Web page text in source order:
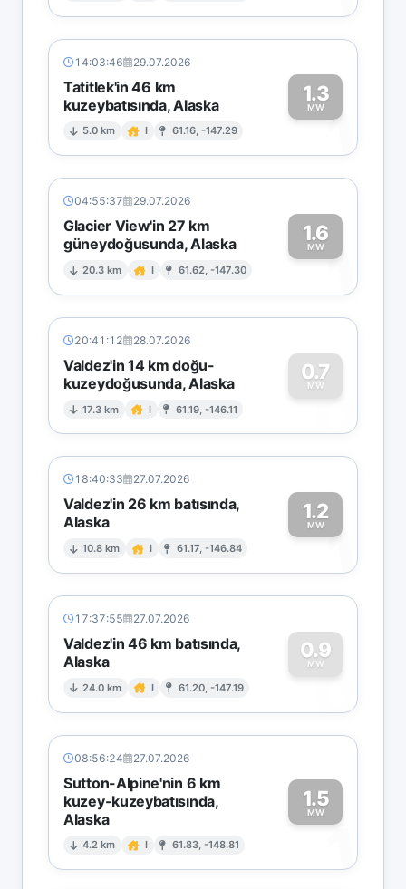
14:03:46 29.07.2026
Tatitlek'in 46 km
kuzeybatısında, Alaska
5.0 km I 61.16, -147.29
1.3
MW1
04:55:37 29.07.2026
Glacier View'in 27 km
güneydoğusunda, Alaska
20.3 km I 61.62, -147.30
1.6
MW1
20:41:12 28.07.2026
Valdez'in 14 km doğu-
kuzeydoğusunda, Alaska
17.3 km I 61.19, -146.11
0.7
MW
0
18:40:33 27.07.2026
Valdez'in 26 km batısında,
Alaska
10.8 km I 61.17, -146.84
1.2
MW1
17:37:55 27.07.2026
Valdez'in 46 km batısında,
Alaska
24.0 km I 61.20, -147.19
0.9
MW
0
08:56:24 27.07.2026
Sutton-Alpine'nin 6 km
kuzey-kuzeybatısında,
Alaska
4.2 km I 61.83, -148.81
1.5
MW
1